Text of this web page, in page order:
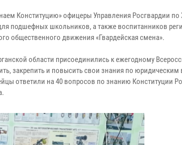
Конституцию» офицеры Управления Росгвардии
подшефных школьников, а также воспитанников
общественного движения «Гвардейская смена».
области присоединились к ежегодному
закрепить и повысить свои знания по юридическим
ответили на 40 вопросов по знанию Конституции